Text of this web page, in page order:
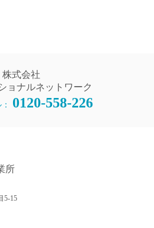
株式会社
ョナルネットワーク
0120-558-226
所
5-15